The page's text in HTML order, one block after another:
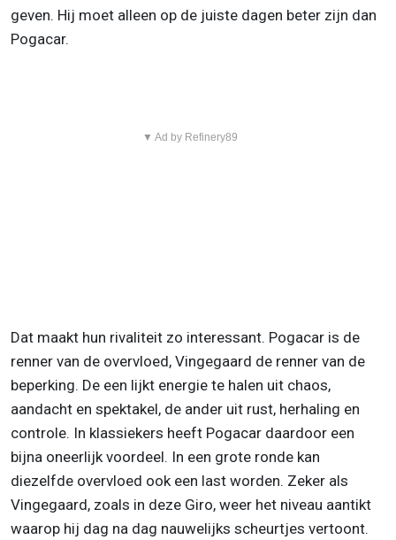
geven. Hij moet alleen op de juiste dagen beter zijn dan
Pogacar.
▼ Ad by Refinery89
Dat maakt hun rivaliteit zo interessant. Pogacar is de
renner van de overvloed, Vingegaard de renner van de
beperking. De een lijkt energie te halen uit chaos,
aandacht en spektakel, de ander uit rust, herhaling en
controle. In klassiekers heeft Pogacar daardoor een
bijna oneerlijk voordeel. In een grote ronde kan
diezelfde overvloed ook een last worden. Zeker als
Vingegaard, zoals in deze Giro, weer het niveau aantikt
waarop hij dag na dag nauwelijks scheurtjes vertoont.